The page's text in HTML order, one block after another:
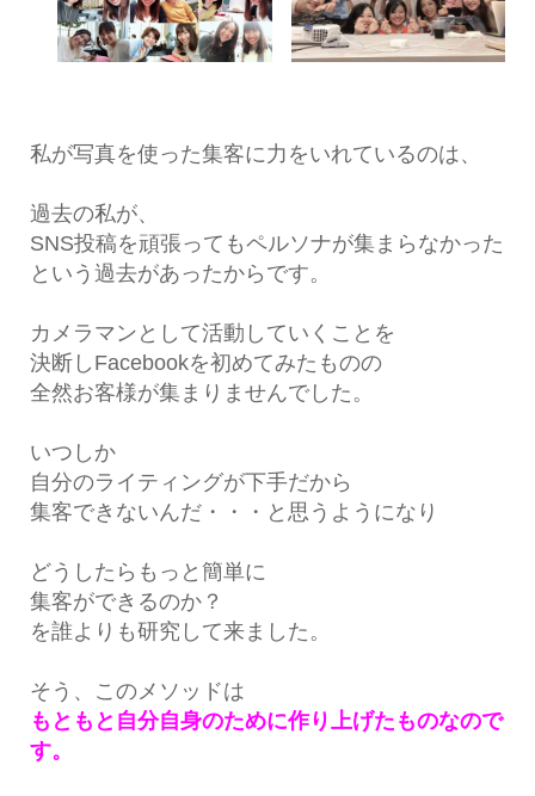
私が写真を使った集客に力をいれているのは、
過去の私が、
SNS投稿を頑張ってもペルソナが集まらなかった
という過去があったからです。
カメラマンとして活動していくことを
決断しFacebookを初めてみたものの
全然お客様が集まりませんでした。
いつしか
自分のライティングが下手だから
集客できないんだ・・・と思うようになり
どうしたらもっと簡単に
集客ができるのか？
を誰よりも研究して来ました。
そう、このメソッドは
もともと自分自身のために作り上げたものなので
す。